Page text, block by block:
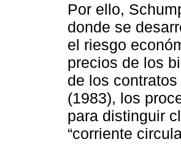
Por ello,
donde se
el riesgo
precios de los
de los
(1983), los
para distinguir
“corriente